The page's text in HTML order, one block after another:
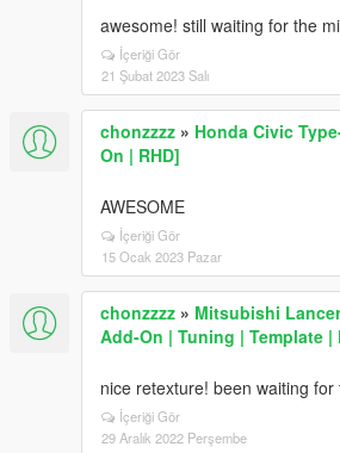
awesome! still waiting for the
İçeriği Gör
21 Şubat 2023 Salı
chonzzzz » Honda Civic
On | RHD]
AWESOME
İçeriği Gör
15 Ocak 2023 Pazar
chonzzzz » Mitsubishi
Add-On | Tuning | Template |
nice retexture! been waiting for
İçeriği Gör
29 Aralık 2022 Perşembe